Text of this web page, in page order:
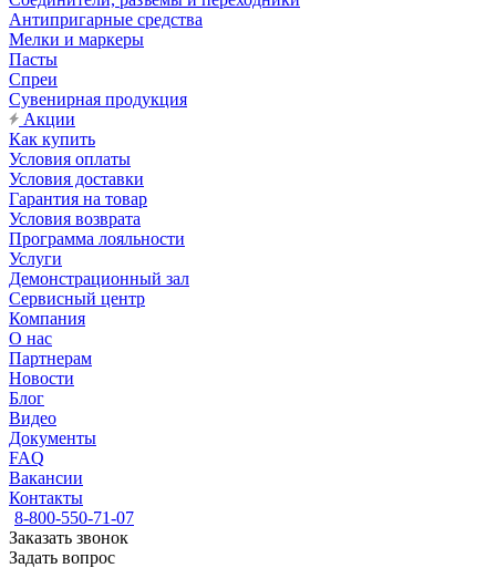
Антипригарные средства
Мелки и маркеры
Пасты
Спреи
Сувенирная продукция
Акции
Как купить
Условия оплаты
Условия доставки
Гарантия на товар
Условия возврата
Программа лояльности
Услуги
Демонстрационный зал
Сервисный центр
Компания
О нас
Партнерам
Новости
Блог
Видео
Документы
FAQ
Вакансии
Контакты
8-800-550-71-07
Заказать звонок
Задать вопрос